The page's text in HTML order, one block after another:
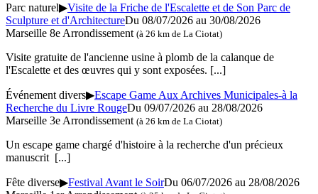
Parc naturel▶Visite de la Friche de l'Escalette et de Son Parc de
Sculpture et d'ArchitectureDu 08/07/2026 au 30/08/2026
Marseille 8e Arrondissement (à 26 km de La Ciotat)
Visite gratuite de l'ancienne usine à plomb de la calanque de
l'Escalette et des œuvres qui y sont exposées. [...]
Événement divers▶Escape Game Aux Archives Municipales-à la
Recherche du Livre RougeDu 09/07/2026 au 28/08/2026
Marseille 3e Arrondissement (à 26 km de La Ciotat)
Un escape game chargé d'histoire à la recherche d'un précieux
manuscrit [...]
Fête diverse▶Festival Avant le SoirDu 06/07/2026 au 28/08/2026